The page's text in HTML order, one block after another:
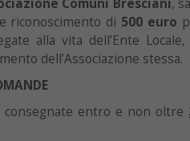
riconoscimento di 500 euro
alla vita dell’Ente
dell’Associazione stessa.
consegnate entro e non oltre